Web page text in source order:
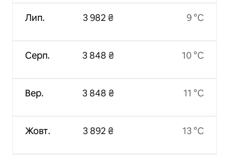
Лип.
Серп.
Вер.
Жовт.
3 982 ₴
3 848 ₴
3 848 ₴
3 892 ₴
9 °C
10 °C
11 °C
13 °C